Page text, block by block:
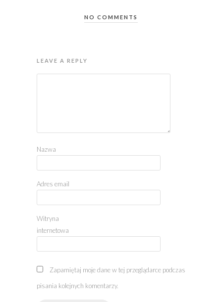
NO COMMENTS
LEAVE A REPLY
Nazwa
Adres email
Witryna
internetowa
Zapamiętaj moje dane w tej przeglądarce podczas
pisania kolejnych komentarzy.